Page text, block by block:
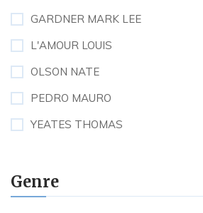
GARDNER MARK LEE
L'AMOUR LOUIS
OLSON NATE
PEDRO MAURO
YEATES THOMAS
Genre